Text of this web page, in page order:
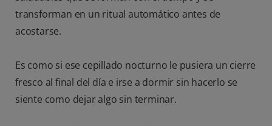
transforman en un ritual automático antes de
acostarse.
Es como si ese cepillado nocturno le pusiera un cierre
fresco al final del día e irse a dormir sin hacerlo se
siente como dejar algo sin terminar.